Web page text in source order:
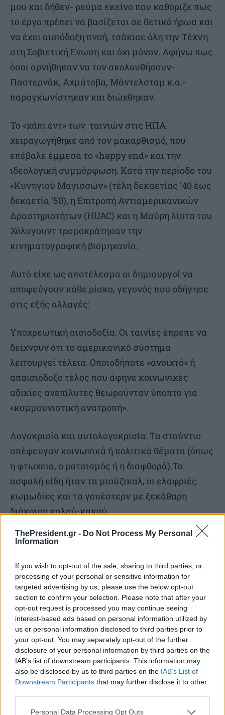
ThePresident.gr - Do Not Process My Personal
Information
If you wish to opt-out of the sale, sharing to third parties, or
processing of your personal or sensitive information for
targeted advertising by us, please use the below opt-out
section to confirm your selection. Please note that after your
opt-out request is processed you may continue seeing
interest-based ads based on personal information utilized by
us or personal information disclosed to third parties prior to
your opt-out. You may separately opt-out of the further
disclosure of your personal information by third parties on the
IAB’s list of downstream participants. This information may
also be disclosed by us to third parties on the IAB’s List of
Downstream Participants that may further disclose it to other
Personal Data Processing Opt Outs
μου και δήθεν- ρεύμα εκείνο που καθόριζε πως
το έργο πρέπει να βασίζεται σε θετικό ήρωα και
να έχει αισιόδοξη πνοή, τσάκισε όλη την Τέχνη
στη Σοβιετική Ενωση και όχι μόνον. Αφήνω πως
όσοι αρνήθηκαν να τον ακολουθήσουν-
Παστερνάκ, Αχμάτοβα, Μάντελσταμ κ.α.-
παραγκωνίστηκαν και διώχθηκαν.
Το «χάπι έντ» των ταινιών στις ΗΠΑ
χειραγωγήθηκε από τον μακαρθισμό, που
επέβαλε έμμεσα το «happy end» και την
ιδεολογική συμμόρφωση. Κατά την περίοδο του
«Κυνηγιού Μαγισσών» (τέλη δεκαετίας ’40 έως
δεκαετία ’50), η Επιτροπή Αντιαμερικανικών
Δραστηριοτήτων (HUAC) και η Μαύρη λίστα του
Χόλυγουντ τρομοκράτησαν την
κινηματογραφική βιομηχανία.
Αυτό είχε ως αποτέλεσμα οι δημιουργοί να
αποφεύγουν κάθε ρίσκο, γεγονός που οδήγησε
στις εξής αλλαγές:
Υποχρεωτική αισιοδοξία: Οι ταινίες έπρεπε να
δείχνουν ότι το αμερικανικό σύστημα
λειτουργεί τέλεια. Οποιοδήποτε «ανοιχτό» ή
απαισιόδοξο τέλος που άφηνε κοινωνικές
αδικίες ανεπίλυτες θεωρούνταν ύποπτο για
«κομμουνιστική ανατροπή».
Λογοκρισία και αυτολογοκρισία: Τα στούντιο
απέφευγαν κοινωνικά ή πολιτικά θέματα (όπως
η φτώχεια, ο ρατσισμός ή η διαφθορά).Τα
ασφαλή είδη ήταν τα μιούζικαλ, οι ελαφριές
κωμωδίες και τα γουέστερν με ξεκάθαρη
διάκριση καλού-κακού.
Το «δυστυχισμένο» Happy End: Σκηνοθέτες
ευτυχισμένο τέλος, αλλά το έκαναν με τόσο
υπερβολικό ή ειρωνικό τρόπο («unhappy happy
end») που υπογράμμιζε την ψευτιά της
κοινωνίας της εποχής.
Μεταφορική αντίσταση: Ελάχιστες ταινίες
κατάφεραν να ασκήσουν κριτική στον
Μακαρθισμό, κρυμμένες πίσω από άλλα είδη.
Το κλασικό γουέστερν High Noon (Το Ψηλό